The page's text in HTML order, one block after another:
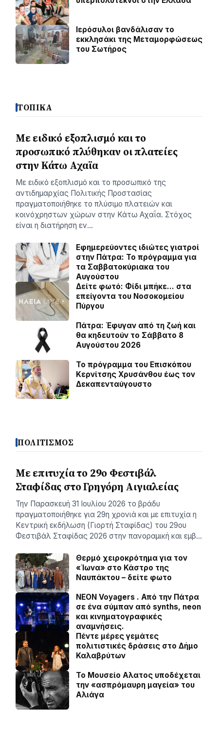
Ιερόσυλοι βανδάλισαν το
εκκλησάκι της Μεταμορφώσεως
του Σωτήρος
ΤΟΠΙΚΑ
Με ειδικό εξοπλισμό και το
προσωπικό πλύθηκαν οι πλατείες
στην Κάτω Αχαϊα
Με ειδικό εξοπλισμό και το προσωπικό της
αντιδημαρχίας Πολιτικής Προστασίας
πραγματοποιήθηκε το πλύσιμο πλατειών και
κοινόχρηστων χώρων στην Κάτω Αχαΐα. Στόχος
είναι η διατήρηση εν…
Εφημερεύοντες ιδιώτες γιατροί
στην Πάτρα: Το πρόγραμμα για
τα Σαββατοκύριακα του
Αυγούστου
Δείτε φωτό: Φίδι μπήκε… στα
επείγοντα του Νοσοκομείου
Πύργου
Πάτρα: Έφυγαν από τη ζωή και
θα κηδευτούν το Σάββατο 8
Αυγούστου 2026
Το πρόγραμμα του Επισκόπου
Κερνίτσης Χρυσάνθου έως τον
Δεκαπενταύγουστο
ΠΟΛΙΤΙΣΜΟΣ
Με επιτυχία το 29ο Φεστιβάλ
Σταφίδας στο Γρηγόρη Aιγιαλείας
Την Παρασκευή 31 Ιουλίου 2026 το βράδυ
πραγματοποιήθηκε για 29η χρονιά και με επιτυχία η
Κεντρική εκδήλωση (Γιορτή Σταφίδας) του 29ου
Φεστιβάλ Σταφίδας 2026 στην πανοραμική και εμβ…
Θερμό χειροκρότημα για τον
«Ίωνα» στο Κάστρο της
Ναυπάκτου – δείτε φωτο
NEON Voyagers . Από την Πάτρα
σε ένα σύμπαν από synths, neon
και κινηματογραφικές
αναμνήσεις.
Πέντε μέρες γεμάτες
πολιτιστικές δράσεις στο Δήμο
Καλαβρύτων
Το Μουσείο Αλατος υποδέχεται
την «ασπρόμαυρη μαγεία» του
Αλιάγα